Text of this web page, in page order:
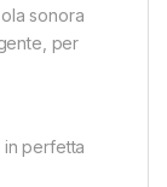
sonora
per
perfetta